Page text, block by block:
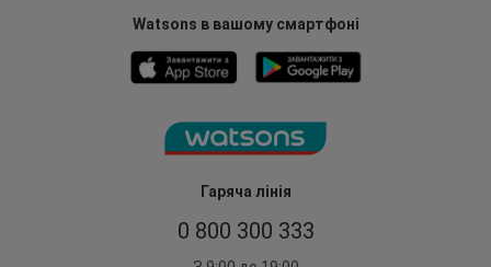
Гаряча лінія
0 800 300 333
Watsons в вашому смартфоні